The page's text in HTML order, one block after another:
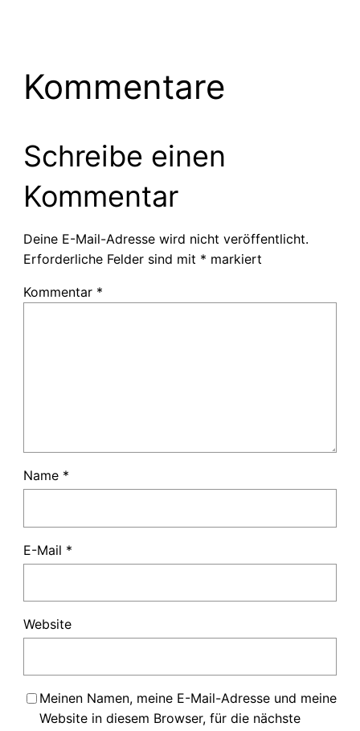
Kommentare
Schreibe einen
Kommentar
Deine E-Mail-Adresse wird nicht veröffentlicht.
Erforderliche Felder sind mit * markiert
Kommentar *
Name *
E-Mail *
Website
Meinen Namen, meine E-Mail-Adresse und meine
Website in diesem Browser, für die nächste